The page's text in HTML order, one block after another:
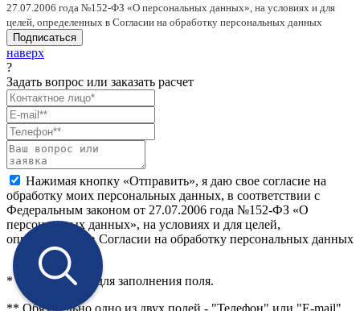
27.07.2006 года №152-ФЗ «О персональных данных», на условиях и для
целей, определенных в Согласии на обработку персональных данных
Подписаться
наверх
?
Задать вопрос или заказать расчет
Нажимая кнопку «Отправить», я даю свое согласие на
обработку моих персональных данных, в соответствии с
Федеральным законом от 27.07.2006 года №152-ФЗ «О
персональных данных», на условиях и для целей,
определенных в Согласии на обработку персональных данных
* Обязательные для заполнения поля.
** Обязательно одно из двух полей - "Телефон" или "E-mail".